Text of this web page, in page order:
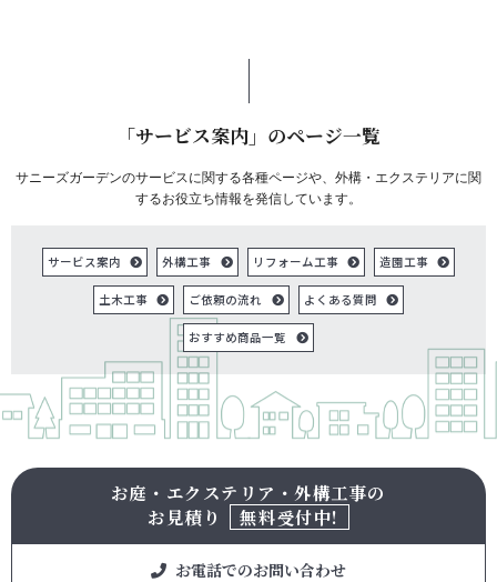
「サービス案内」のページ一覧
サニーズガーデンのサービスに関する各種ページや、外構・エクステリアに関
するお役立ち情報を発信しています。
サービス案内 外構工事 リフォーム工事 造園工事
土木工事 ご依頼の流れ よくある質問
おすすめ商品一覧
お庭・エクステリア・外構工事の
お見積り
無料受付中!
お電話でのお問い合わせ